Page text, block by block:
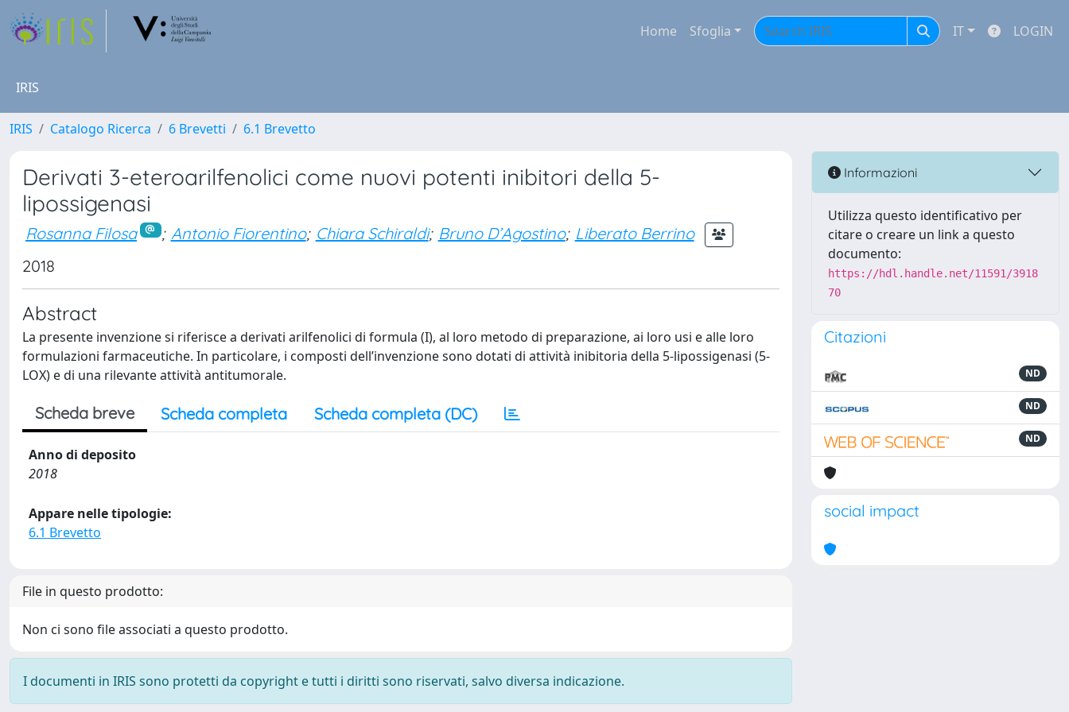
Home Sfoglia IT LOGIN
IRIS
IRIS Catalogo Ricerca 6 Brevetti 6.1 Brevetto
Derivati 3-eteroarilfenolici come nuovi potenti inibitori della 5-
lipossigenasi
Rosanna Filosa ; Antonio Fiorentino; Chiara Schiraldi; Bruno D’Agostino; Liberato Berrino
2018
Abstract
La presente invenzione si riferisce a derivati arilfenolici di formula (I), al loro metodo di preparazione, ai loro usi e alle loro
formulazioni farmaceutiche. In particolare, i composti dell’invenzione sono dotati di attività inibitoria della 5-lipossigenasi (5-
LOX) e di una rilevante attività antitumorale.
Scheda breve Scheda completa Scheda completa (DC)
Anno di deposito
2018
Appare nelle tipologie:
6.1 Brevetto
File in questo prodotto:
Non ci sono file associati a questo prodotto.
I documenti in IRIS sono protetti da copyright e tutti i diritti sono riservati, salvo diversa indicazione.
Informazioni
Utilizza questo identificativo per
citare o creare un link a questo
documento:
https://hdl.handle.net/11591/3918
70
Citazioni
ND
ND
ND
social impact